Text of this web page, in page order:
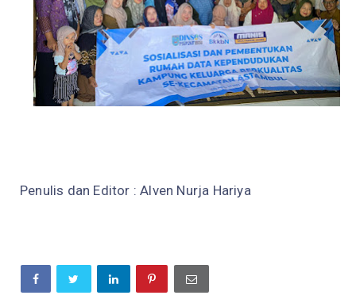
Penulis dan Editor : Alven Nurja Hariya